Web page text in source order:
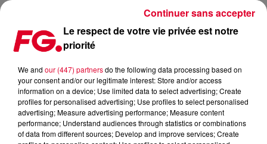
FG UNDERGROUND : FERHAT ALBAYRAK
Le respect de votre vie privée est notre
priorité
We and our (447) partnersdo the following data processing based on
your consent and/or our legitimate interest: Store and/or access
information on a device; Use limited data to select advertising; Create
profiles for personalised advertising; Use profiles to select personalised
advertising; Measure advertising performance; Measure content
performance; Understand audiences through statistics or combinations
of data from different sources; Develop and improve services; Create
Continuer sans accepter